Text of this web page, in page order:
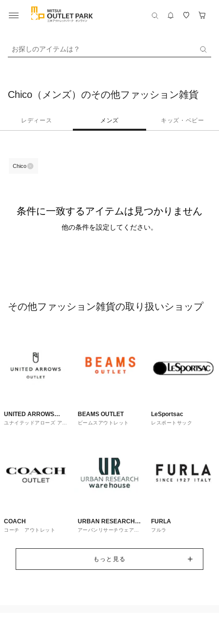
お探しのアイテムは？
Chico（メンズ）のその他ファッション雑貨
レディース メンズ キッズ・ベビー
Chico
条件に一致するアイテムは見つかりません
他の条件を設定してください。
その他ファッション雑貨の取り扱いショップ
UNITED ARROWS
OUTLET
ユナイテッドアローズ アウ
BEAMS OUTLET
ビームスアウトレット
LeSportsac
レスポートサック
COACH
コーチ アウトレット
URBAN RESEARCH
ware house
アーバンリサーチウェアハ
FURLA
フルラ
もっと見る